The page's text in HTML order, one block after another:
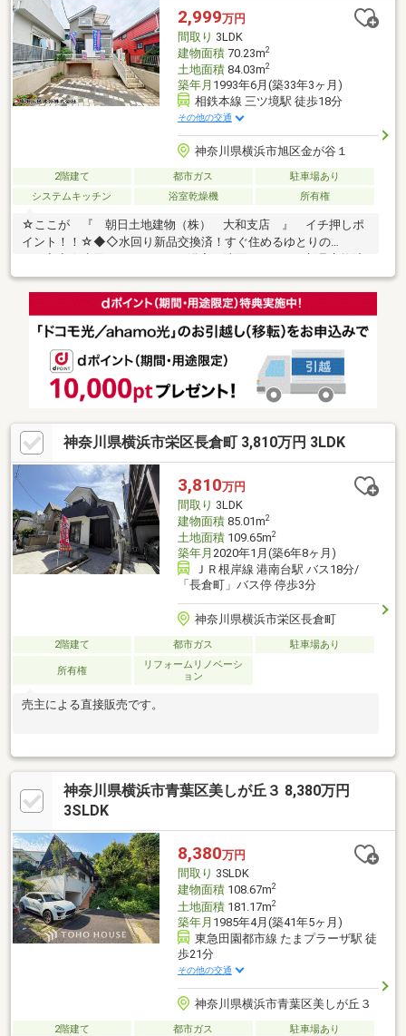
【夢に人に住まいに本気です！】お客様のお問合せをお待ちして
おります☆
2,999万円
間取り 3LDK
建物面積70.23m2
土地面積84.03m2
築年月 1993年6月(築33年3ヶ月)
相鉄本線 三ツ境駅 徒歩18分
その他の交通
神奈川県横浜市旭区金が谷１
2階建て 都市ガス
駐車場あり
システムキッチン
浴室乾燥機 所有権
☆ここが 『 朝日土地建物（株） 大和支店 』 イチ押しポ
イント！！☆◆◇水回り新品交換済！すぐ住めるゆとりの
み！☆5DKのゆとりある間取りでファミリーにもおすすめ♪☆笹野
台小学校まで徒歩約7分！子育て世帯にも嬉しい住環境♪☆相鉄本
線「三ツ境」駅徒歩18分・バス便も利用可能！月々8万円台から
購入可能です♪まずはお気軽にご覧ください♪朝日土地建物（株）
ーン説明会 』 も開催中♪お気軽にご相談ください！！☆土日
に限らず平日いつでもご案内できます♪☆
神奈川県横浜市栄区長倉町 3,810万円 3LDK
3,810万円
間取り 3LDK
建物面積85.01m2
土地面積109.65m2
築年月 2020年1月(築6年8ヶ月)
ＪＲ根岸線 港南台駅 バス18分/
「長倉町」バス停 停歩3分
神奈川県横浜市栄区長倉町
2階建て 都市ガス 駐車場あり
所有権
リフォームリノベーシ
ョン
売主による直接販売です。
神奈川県横浜市青葉区美しが丘３ 8,380万円
3SLDK
8,380万円
間取り 3SLDK
建物面積108.67m2
土地面積181.17m2
築年月 1985年4月(築41年5ヶ月)
東急田園都市線 たまプラーザ駅 徒
歩21分
その他の交通
神奈川県横浜市青葉区美しが丘３
2階建て 都市ガス 駐車場あり